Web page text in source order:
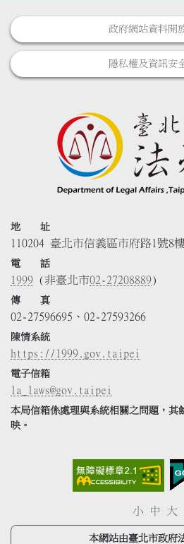
政府網站資料開
隱私權及資訊安
地 址
110204 臺北市信義區市府路1號8
電 話
1999 (非臺北市02-27208889)
傳 真
02-27596695、02-27593266
陳情系統
https://1999.gov.taipei
電子信箱
la_laws@gov.taipei
本局信箱係處理與系統相關之問題，其
映。
小 中 大
本網站由臺北市政府